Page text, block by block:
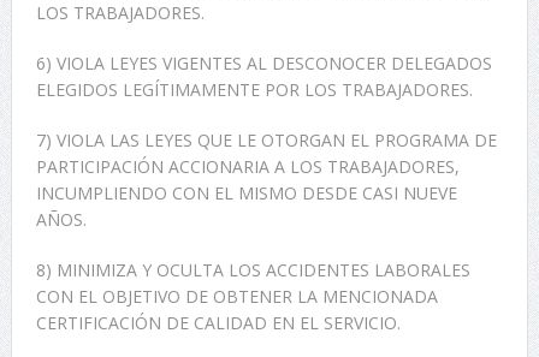
LOS TRABAJADORES.
6) VIOLA LEYES VIGENTES AL DESCONOCER DELEGADOS
ELEGIDOS LEGÍTIMAMENTE POR LOS TRABAJADORES.
7) VIOLA LAS LEYES QUE LE OTORGAN EL PROGRAMA DE
PARTICIPACIÓN ACCIONARIA A LOS TRABAJADORES,
INCUMPLIENDO CON EL MISMO DESDE CASI NUEVE
AÑOS.
8) MINIMIZA Y OCULTA LOS ACCIDENTES LABORALES
CON EL OBJETIVO DE OBTENER LA MENCIONADA
CERTIFICACIÓN DE CALIDAD EN EL SERVICIO.